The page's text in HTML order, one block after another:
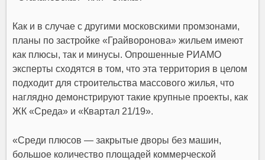
Как и в случае с другими московскими промзонами,
планы по застройке «Грайворонова» жильем имеют
как плюсы, так и минусы. Опрошенные РИАМО
эксперты сходятся в том, что эта территория в целом
подходит для строительства массового жилья, что
наглядно демонстрируют такие крупные проекты, как
ЖК «Среда» и «Квартал 21/19».
«Среди плюсов — закрытые дворы без машин,
большое количество площадей коммерческой